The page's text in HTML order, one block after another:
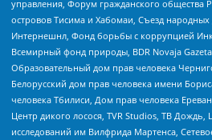
управления, Форум гражданского общества
островов Тисима и Хабомаи, Съезд народных
Интернешнл, Фонд борьбы с коррупцией Инк,
Всемирный фонд природы, BDR Novaja
Образовательный дом прав человека
Белорусский дом прав человека имени
человека Тбилиси, Дом прав человека
Центр дикого лосося, TVR Studios, ТВ Дождь,
исследований им Вилфрида Мартенса,